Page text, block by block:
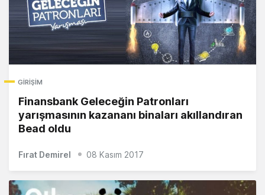
GIRIŞIM
Finansbank Geleceğin Patronları
yarışmasının kazananı binaları akıllandıran
Bead oldu
Fırat Demirel 08 Kasım 2017